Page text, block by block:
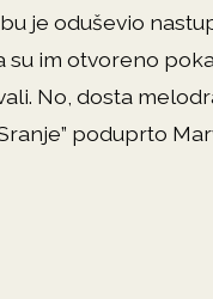
je oduševio
im otvoreno
No, dosta
poduprto